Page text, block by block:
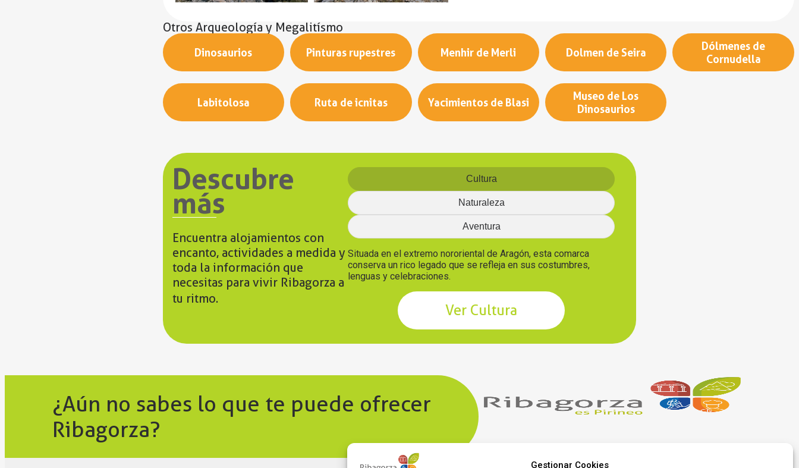
Gestionar Cookies
Otros Arqueología y Megalitísmo
Dinosaurios Pinturas rupestres Menhir de Merli Dolmen de Seira
Dólmenes de
Cornudella
Labitolosa Ruta de icnitas Yacimientos de Blasi
Museo de Los
Dinosaurios
Descubre
más
Encuentra alojamientos con
encanto, actividades a medida y
toda la información que
necesitas para vivir Ribagorza a
tu ritmo.
Cultura
Naturaleza
Aventura
Situada en el extremo nororiental de Aragón, esta comarca
conserva un rico legado que se refleja en sus costumbres,
lenguas y celebraciones.
Ver Cultura
¿Aún no sabes lo que te puede ofrecer
Ribagorza?